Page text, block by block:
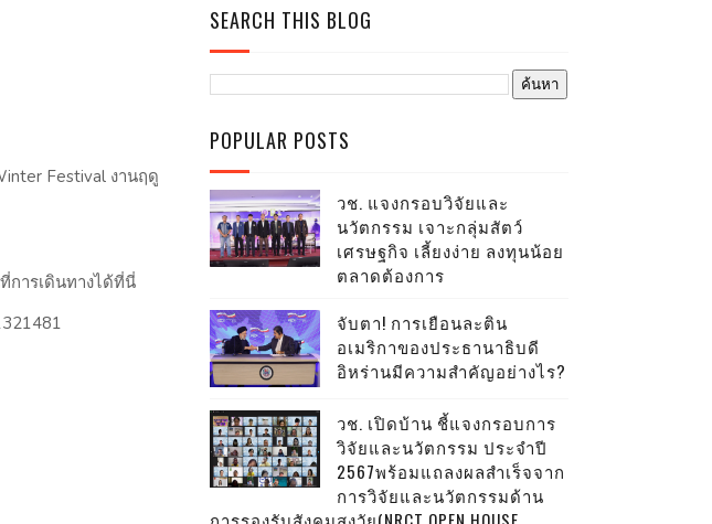
Festival งานฤดู
ารเดินทางได้ที่นี่
SEARCH THIS BLOG
POPULAR POSTS
วช. แจงกรอบวิจัยและ
นวัตกรรม เจาะกลุ่มสัตว์
เศรษฐกิจ เลี้ยงง่าย ลงทุนน้อย
ตลาดต้องการ
จับตา! การเยือนละติน
อเมริกาของประธานาธิบดี
อิหร่านมีความสำคัญอย่างไร?
วช. เปิดบ้าน ชี้แจงกรอบการ
วิจัยและนวัตกรรม ประจำปี
2567พร้อมแถลงผลสำเร็จจาก
การวิจัยและนวัตกรรมด้าน